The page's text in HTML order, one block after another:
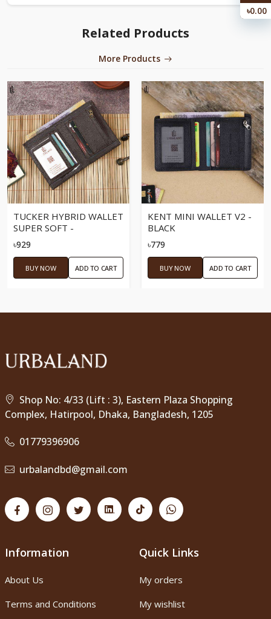
Related Products
More Products
TUCKER HYBRID WALLET
SUPER SOFT -
CHOCOLATE
৳929
BUY NOW ADD TO CART
KENT MINI WALLET V2 -
BLACK
৳779
BUY NOW ADD TO CART
Shop No: 4/33 (Lift : 3), Eastern Plaza Shopping
Complex, Hatirpool, Dhaka, Bangladesh, 1205
01779396906
urbalandbd@gmail.com
Information
About Us
Terms and Conditions
Quick Links
My orders
My wishlist
৳0.00